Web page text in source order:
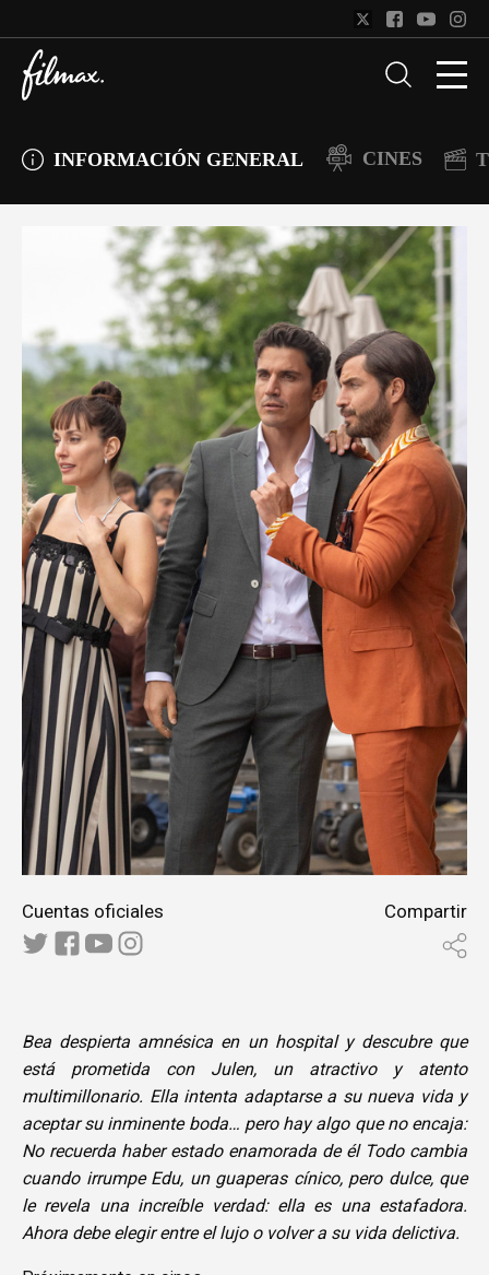
INFORMACIÓN GENERAL CINES
Cuentas oficiales Compartir
Bea despierta amnésica en un hospital y descubre que
está prometida con Julen, un atractivo y atento
multimillonario. Ella intenta adaptarse a su nueva vida y
aceptar su inminente boda… pero hay algo que no encaja:
No recuerda haber estado enamorada de él Todo cambia
cuando irrumpe Edu, un guaperas cínico, pero dulce, que
le revela una increíble verdad: ella es una estafadora.
Ahora debe elegir entre el lujo o volver a su vida delictiva.